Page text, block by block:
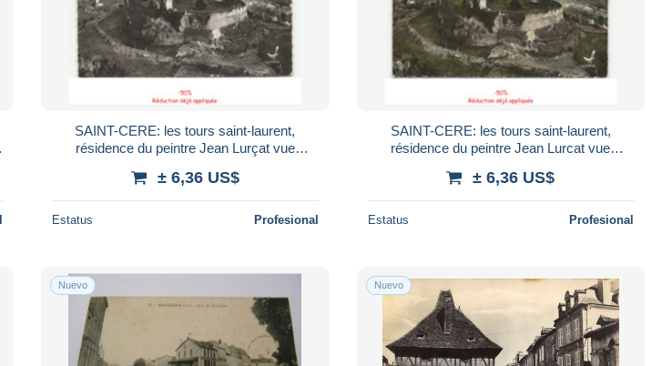
SAINT-CERE: les tours saint-laurent,
résidence du peintre Jean Lurçat vue
± 6,36 US$
Estatus Profesional
SAINT-CERE: les tours saint-laurent,
résidence du peintre Jean Lurcat vue
± 6,36 US$
Estatus Profesional
Nuevo Nuevo